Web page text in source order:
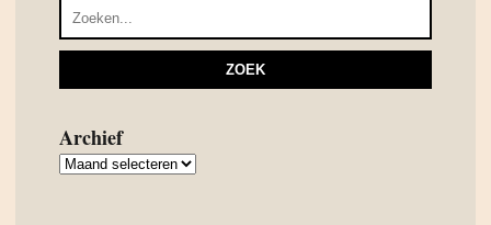
Archief
Archief